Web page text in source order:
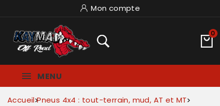
Mon compte
0
MENU
Accueil Pneus 4x4 : tout-terrain, mud, AT et MT